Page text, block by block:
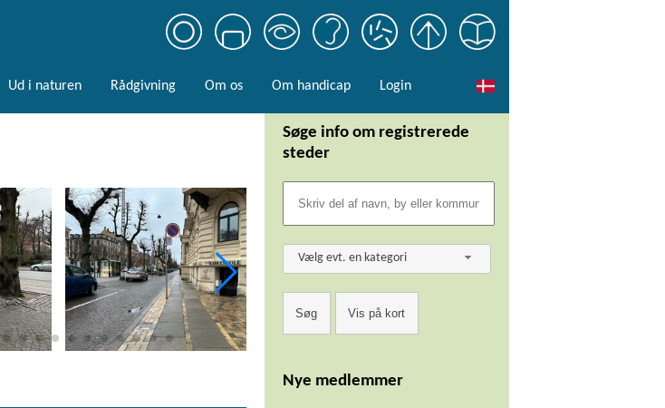
Ud i naturen Rådgivning Om os Om handicap Login
Søge info om registrerede
steder
Vælg evt. en kategori
Nye medlemmer